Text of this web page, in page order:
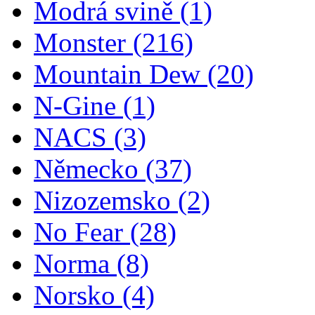
Modrá svině (1)
Monster (216)
Mountain Dew (20)
N-Gine (1)
NACS (3)
Německo (37)
Nizozemsko (2)
No Fear (28)
Norma (8)
Norsko (4)